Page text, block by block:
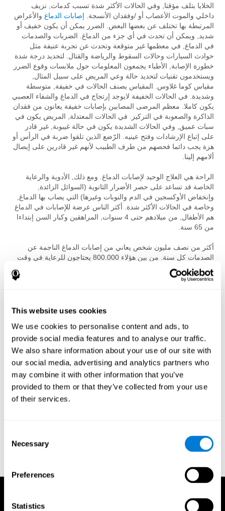
This website uses cookies
We use cookies to personalise content and ads, to
provide social media features and to analyse our traffic.
We also share information about your use of our site with
our social media, advertising and analytics partners who
may combine it with other information that you’ve
provided to them or that they’ve collected from your use
of their services.
Selection
Necessary
Preferences
Statistics
الخلايا بتلف مؤقتا, وفي الحالات الأكثر شدة تسبب كدمات, نزيف
داخلي والموت الأعصاب أو /وفقدان الأنسجة. إصابات الدماغ والأعراض
المرتبطة بها تختلف عن بعضها البعض. الضرر يمكن أن يكون خفيف أو
شديد, ويمكن أن تحدث في أي جزء من الدماغ. الضربات والصدمات
في الدماغ, في معظمها غير متوقعة وتحدث عن تجربة عنيفة مثل
حوادث السيارات وحالات السقوط والرياضة والقتال. لتحديد درجة شدة
خطورة الإصابة, الأطباء يجمعون المعلومات حول ملابسات وقوع الضرر
ويستخدمون تقنيات لتحديد حالة وعي المريض على سبيل المثال,
مقياس كوما غلاوس. المقياس يصنف الحالات في خفيفة, متوسطة
وشديدة. في الحالات الخفيفة لايوجد إرتجاج في الدماغ والشفاء العصبي
يكون كاملا. معظم المرضى المصابين بإصابات خفيفة يعانون من فقدان
الذاكرة والصعوبة في التركيز. في الحالات المعتدلة, المريض يكون في
سبات عميق, وفي الحالات الشديدة يكون في حالة غيبوبة, غير قادر
على إتباع الإرشادات وفتح عينيه. الرّضع الذين تلقوا ضربة في الرأس أو
هزة يجب دائما فحصهم من طرف الطبيب لأنهم غير قادرين على إيصال
ألامهم إلينا.
الراحة هي العلاج الوحيد لإصابات الدماغ. ومع ذلك, الأدوية والرعاية
الخاصة قد تساعد على حصر الأضرار الثانوية (السوائل الزائدة,
وإنخفاض الأوكسجين في الدم والنوبات وغيرها) التي يصاب بها الدماغ,
وخاصة في الحالات الأكثر شدة. أكثر الناس عرضة للإصابات في الدماغ
هم الأطفال, من ميلادهم حتى 4 سنوات, المراهقين وكبار السن إبتداءا
من 65 سنة.
أكثر من نصف مليون شخص يعاني من إصابات الدماغ الناجمة عن
الصدمات كل سنة. من بين هؤلاء 800.000 يحتاجون للرعاية في وقت
يموتون و 80.000 يعانون من إعاقات عصبية شديدة نتيجة عن إصابات
في حالة عدم وجود علاج لإصابة الدماغ, أفضل مسار للعمل هو الوقاية.
على ضرورة السلوك الآمن. يجب التفكير بعناية في أخذ الطفل بطريقة
آمنة وثابتة (بدون إهتزاز), وإستخدام أحزمة الأمان والخوذات وتخزين
الأسلحة النارية والرصاص في مكان بعيد, وتأثير الكحول, ووضع بساط
لعدم الإنزلاق, ووضع حواجز للدرج للأطفال الصغار.
إعادة التأهيل ضروري دائما, وخاصة في حالة إصابة كبيرة للدماغ. فريق
عمل إعادة التأهيل قد يشمل أطباء أو ممرضات مختصين في علم
النفس العصبي, وطب إعادة التأهيل, في الكلام واللغة, والعلاج
إلى عندما يكون الضرر المعرفي منتشر (داخل مناطق واسعة في
الدماغ), يشار إلى إستخدام برامج متعددة المجالات لتدريب الدماغ, التي